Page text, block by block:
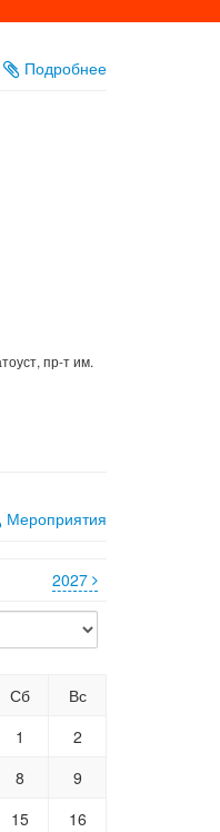
Подробнее
пр-т им.
Мероприятия
2027
Сб
Вс
1
2
8
9
15
16